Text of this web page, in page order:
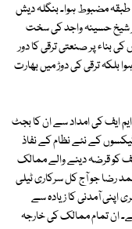
مضبوط ہوا۔ بنگلہ دیش
شیخ حسینہ واجد کی سخت
بناء پر صنعتی ترقی کا دور
بلکہ ترقی کی دوڑ میں بھارت
ایف کی امداد سے ان کا بجٹ
ٹیکسوں کے نئے نظام کے نفاذ
ایف کو قرضہ دینے والے ممالک
رضا جو آج کل سرکاری ٹیلی
اپنی آمدنی کا زیادہ سے
ہے۔ ان تمام ممالک کی خارجہ